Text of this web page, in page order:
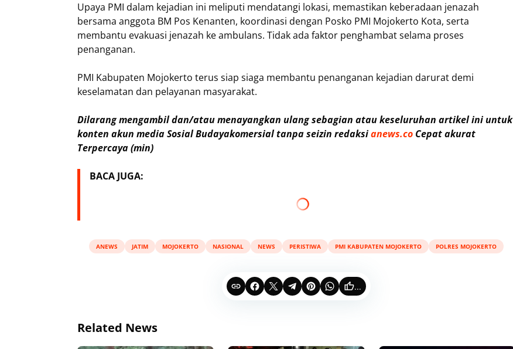
Upaya PMI dalam kejadian ini meliputi mendatangi lokasi, memastikan keberadaan jenazah
bersama anggota BM Pos Kenanten, koordinasi dengan Posko PMI Mojokerto Kota, serta
membantu evakuasi jenazah ke ambulans. Tidak ada faktor penghambat selama proses
penanganan.
PMI Kabupaten Mojokerto terus siap siaga membantu penanganan kejadian darurat demi
keselamatan dan pelayanan masyarakat.
Dilarang mengambil dan/atau menayangkan ulang sebagian atau keseluruhan artikel ini untuk
konten akun media Sosial Budayakomersial tanpa seizin redaksianews.co Cepat akurat
Terpercaya (min)
BACA JUGA:
ANEWS JATIM MOJOKERTO NASIONAL NEWS PERISTIWA PMI KABUPATEN MOJOKERTO POLRES MOJOKERTO
...
Related News